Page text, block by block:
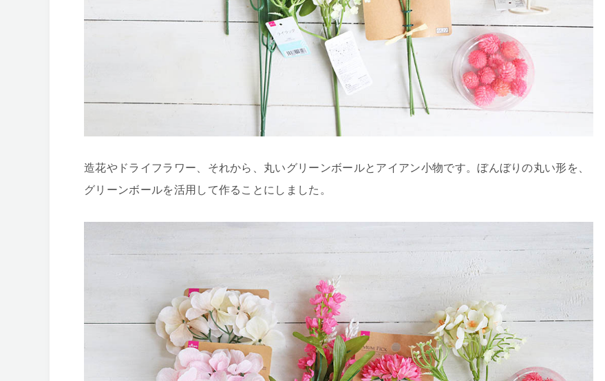
造花やドライフラワー、それから、丸いグリーンボールとアイアン小物です。ぼんぼりの丸い形を、
グリーンボールを活用して作ることにしました。